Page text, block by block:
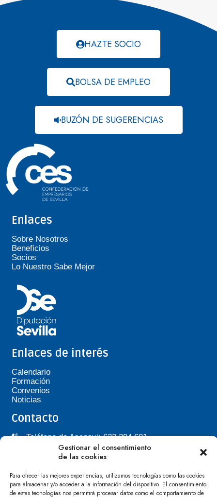
Gestionar el consentimiento
de las cookies
Para ofrecer las mejores experiencias, utilizamos tecnologías como las cookies
para almacenar y/o acceder a la información del dispositivo. El consentimiento
de estas tecnologías nos permitirá procesar datos como el comportamiento de
HAZTE SOCIO
BOLSA DE EMPLEO
BUZÓN DE SUGERENCIAS
Enlaces
Sobre Nosotros
Beneficios
Socios
Lo Nuestro Sabe Mejor
Enlaces de interés
Calendario
Formación
Convenios
Noticias
Contacto
Teléfono de Asepavi: 623 394 601
asepavi20@gmail.com
C/ Santiago Heras, 3, 41720 Los Palacios y